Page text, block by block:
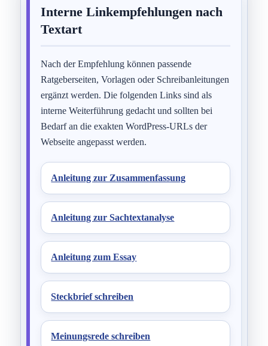
Interne Linkempfehlungen nach
Textart
Nach der Empfehlung können passende
Ratgeberseiten, Vorlagen oder Schreibanleitungen
ergänzt werden. Die folgenden Links sind als
interne Weiterführung gedacht und sollten bei
Bedarf an die exakten WordPress-URLs der
Webseite angepasst werden.
Anleitung zur Zusammenfassung
Anleitung zur Sachtextanalyse
Anleitung zum Essay
Steckbrief schreiben
Meinungsrede schreiben